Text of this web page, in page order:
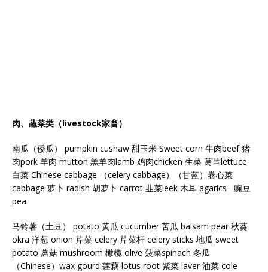
肉、蔬菜类（livestock家畜）
南瓜（倭瓜） pumpkin cushaw 甜玉米 Sweet corn 牛肉beef 猪
肉pork 羊肉 mutton 羔羊肉lamb 鸡肉chicken 生菜 莴苣lettuce
白菜 Chinese cabbage （celery cabbage）（甘蓝）卷心菜
cabbage 萝卜 radish 胡萝卜 carrot 韭菜leek 木耳 agarics 豌豆
pea
马铃薯（土豆） potato 黄瓜 cucumber 苦瓜 balsam pear 秋葵
okra 洋葱 onion 芹菜 celery 芹菜杆 celery sticks 地瓜 sweet
potato 蘑菇 mushroom 橄榄 olive 菠菜spinach 冬瓜
（Chinese）wax gourd 莲藕 lotus root 紫菜 laver 油菜 cole